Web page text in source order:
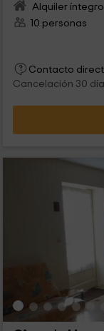
Alquiler íntegro
10 personas
Contacto
Cancelación 30